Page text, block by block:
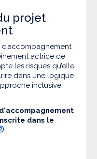
projet
actrice de
les risques qu’elle
dans une logique
inclusive.
dans le